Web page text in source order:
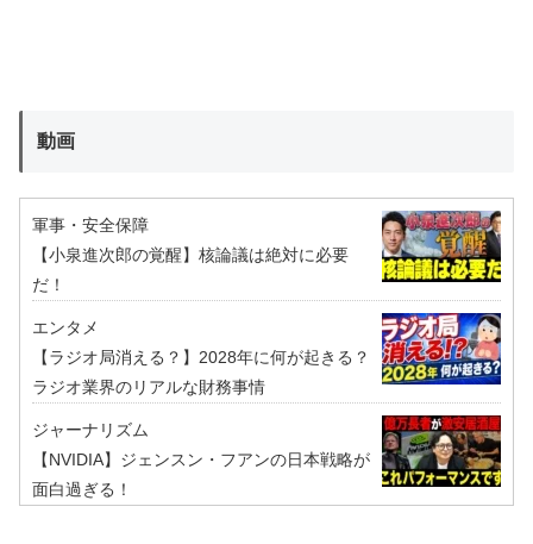
動画
軍事・安全保障
【小泉進次郎の覚醒】核論議は絶対に必要
だ！
エンタメ
【ラジオ局消える？】2028年に何が起きる？
ラジオ業界のリアルな財務事情
ジャーナリズム
【NVIDIA】ジェンスン・フアンの日本戦略が
面白過ぎる！